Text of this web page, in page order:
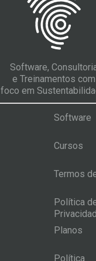
Software,
e Treinamentos com
foco em
Software
Cursos
Termos
Política
Planos
Política